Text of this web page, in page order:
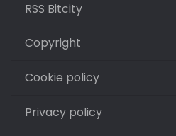
RSS Bitcity
Copyright
Cookie policy
Privacy policy